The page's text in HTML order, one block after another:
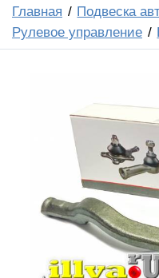
Главная
Подвеска
Рулевое управление